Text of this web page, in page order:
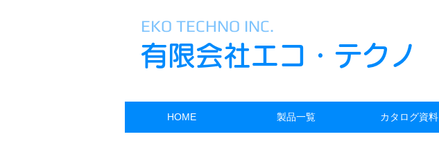
EKO TECHNO INC.​​​
有限会社エコ・テクノ
HOME 製品一覧 カタログ資料